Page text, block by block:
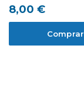
8,00 €
Comprar